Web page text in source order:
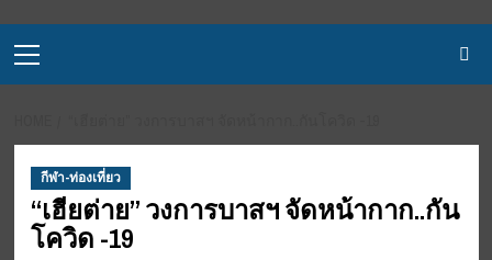
Menu
กีฬา-ท่องเที่ยว
“เฮียต่าย” วงการบาสฯ จัดหน้ากาก..กัน
โควิด -19